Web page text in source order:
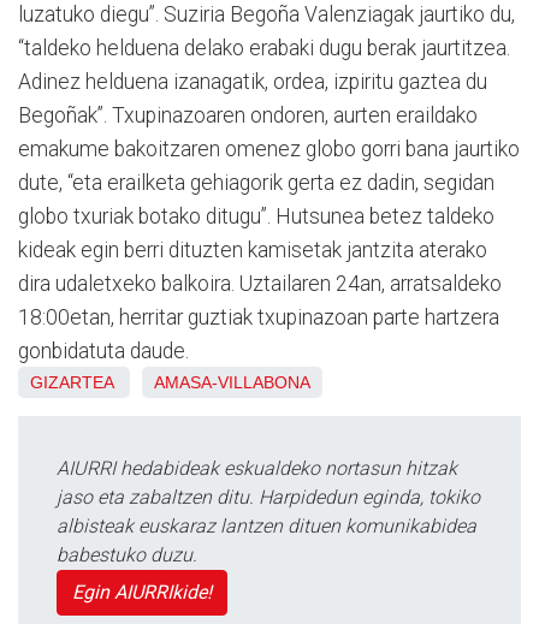
luzatuko diegu”. Suziria Begoña Valenziagak jaurtiko du,
“taldeko helduena delako erabaki dugu berak jaurtitzea.
Adinez helduena izanagatik, ordea, izpiritu gaztea du
Begoñak”. Txupinazoaren ondoren, aurten eraildako
emakume bakoitzaren omenez globo gorri bana jaurtiko
dute, “eta erailketa gehiagorik gerta ez dadin, segidan
globo txuriak botako ditugu”. Hutsunea betez taldeko
kideak egin berri dituzten kamisetak jantzita aterako
dira udaletxeko balkoira. Uztailaren 24an, arratsaldeko
18:00etan, herritar guztiak txupinazoan parte hartzera
gonbidatuta daude.
GIZARTEA AMASA-VILLABONA
AIURRI hedabideak eskualdeko nortasun hitzak
jaso eta zabaltzen ditu. Harpidedun eginda, tokiko
albisteak euskaraz lantzen dituen komunikabidea
babestuko duzu.
Egin AIURRIkide!